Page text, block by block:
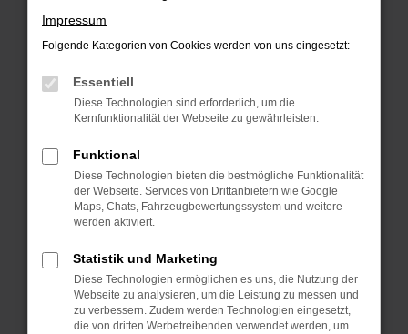
Qualität für Ingolstadt
BMW Gebrauchtwagen sind unser
täglich Brot. Wir bieten dir eine enorme
Bandbreite an Fahrzeugen und lassen
schöpfen“. Hinzu kommt, dass wir für
dich die Lieferung direkt nach Ingolstadt
oder einen anderen Ort, irgendwo in
Deutschland, übernehmen. Wir lassen
bei BMW Gebrauchtwagen Argumente
sprechen und überzeugen durch
Qualität. All unsere Fahrzeuge für deine
Mobilität in Ingolstadt stammen aus
Impressum
Folgende Kategorien von Cookies werden von uns eingesetzt:
Essentiell
Diese Technologien sind erforderlich, um die
Kernfunktionalität der Webseite zu gewährleisten.
Funktional
Diese Technologien bieten die bestmögliche Funktionalität
der Webseite. Services von Drittanbietern wie Google
Maps, Chats, Fahrzeugbewertungssystem und weitere
werden aktiviert.
Statistik und Marketing
Diese Technologien ermöglichen es uns, die Nutzung der
Webseite zu analysieren, um die Leistung zu messen und
zu verbessern. Zudem werden Technologien eingesetzt,
die von dritten Werbetreibenden verwendet werden, um